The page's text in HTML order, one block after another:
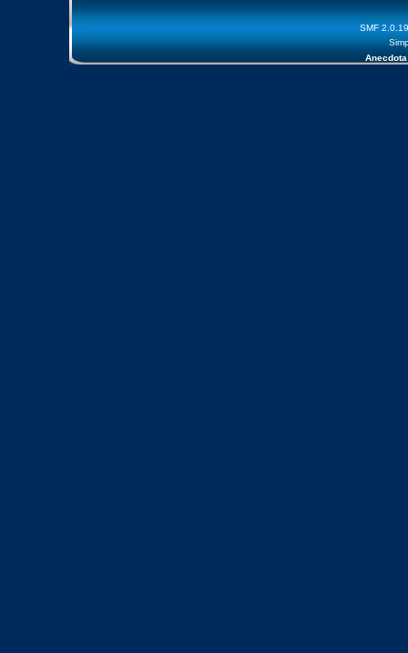
SMF 2.0.19
Anecdota